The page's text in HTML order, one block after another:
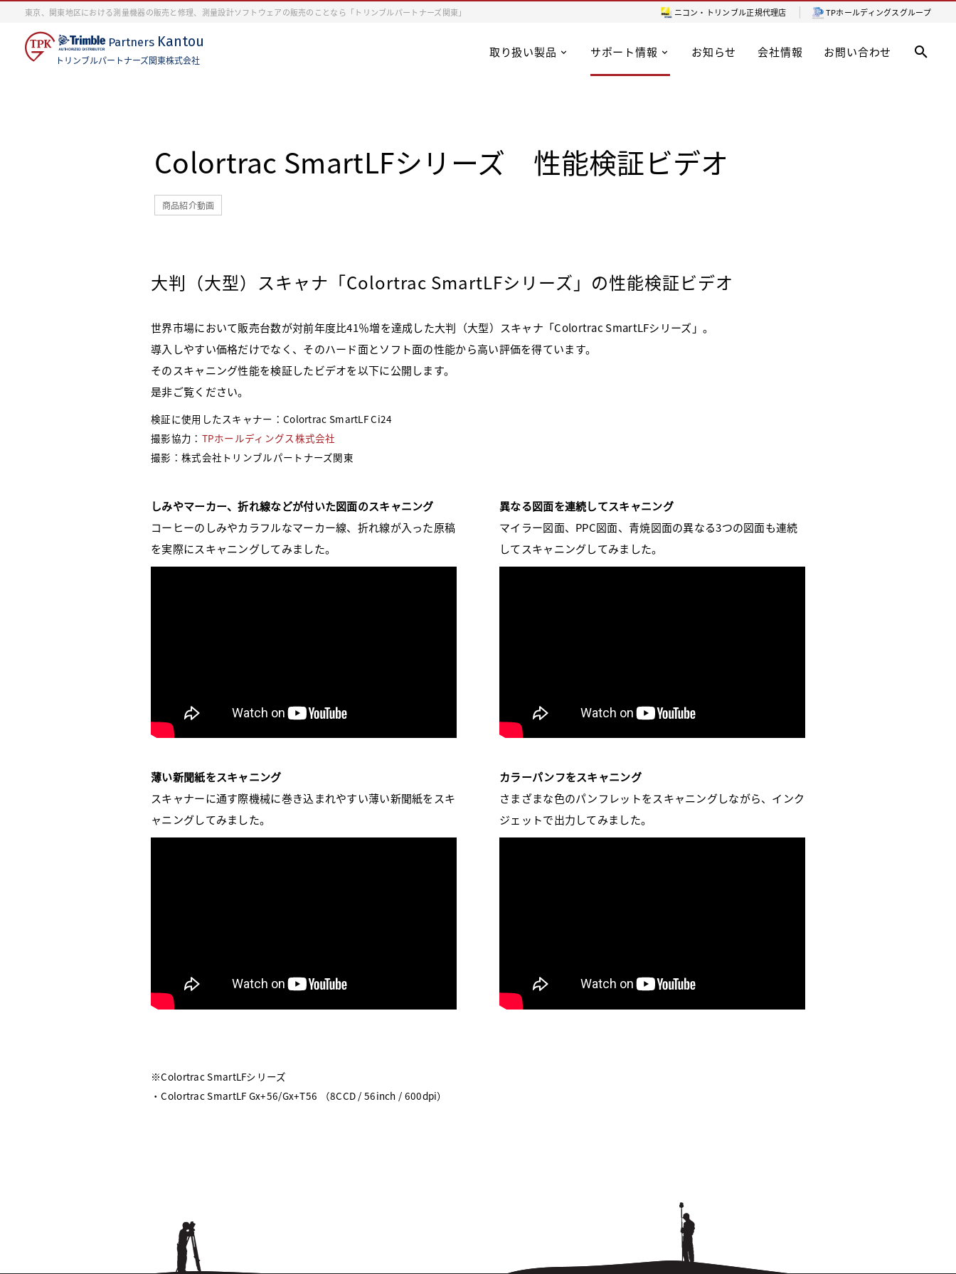
東京、関東地区における測量機器の販売と修理、測量設計ソフトウェアの販売のことなら「トリンブルパートナーズ関東」 ニコン・トリンブル正規代理店 TPホールディングスグループ
Partners Kantou
トリンブルパートナーズ関東株式会社
取り扱い製品 サポート情報 お知らせ 会社情報 お問い合わせ
Colortrac SmartLFシリーズ 性能検証ビデオ
商品紹介動画
大判（大型）スキャナ「Colortrac SmartLFシリーズ」の性能検証ビデオ
世界市場において販売台数が対前年度比41％増を達成した大判（大型）スキャナ「Colortrac SmartLFシリーズ」。
導入しやすい価格だけでなく、そのハード面とソフト面の性能から高い評価を得ています。
そのスキャニング性能を検証したビデオを以下に公開します。
是非ご覧ください。
検証に使用したスキャナー：Colortrac SmartLF Ci24
撮影協力： TPホールディングス株式会社
撮影：株式会社トリンブルパートナーズ関東
しみやマーカー、折れ線などが付いた図面のスキャニング
コーヒーのしみやカラフルなマーカー線、折れ線が入った原稿
を実際にスキャニングしてみました。
異なる図面を連続してスキャニング
マイラー図面、PPC図面、青焼図面の異なる3つの図面も連続
してスキャニングしてみました。
薄い新聞紙をスキャニング
スキャナーに通す際機械に巻き込まれやすい薄い新聞紙をスキ
ャニングしてみました。
カラーパンフをスキャニング
さまざまな色のパンフレットをスキャニングしながら、インク
ジェットで出力してみました。
※Colortrac SmartLFシリーズ
・Colortrac SmartLF Gx+56/Gx+T56 （8CCD / 56inch / 600dpi）